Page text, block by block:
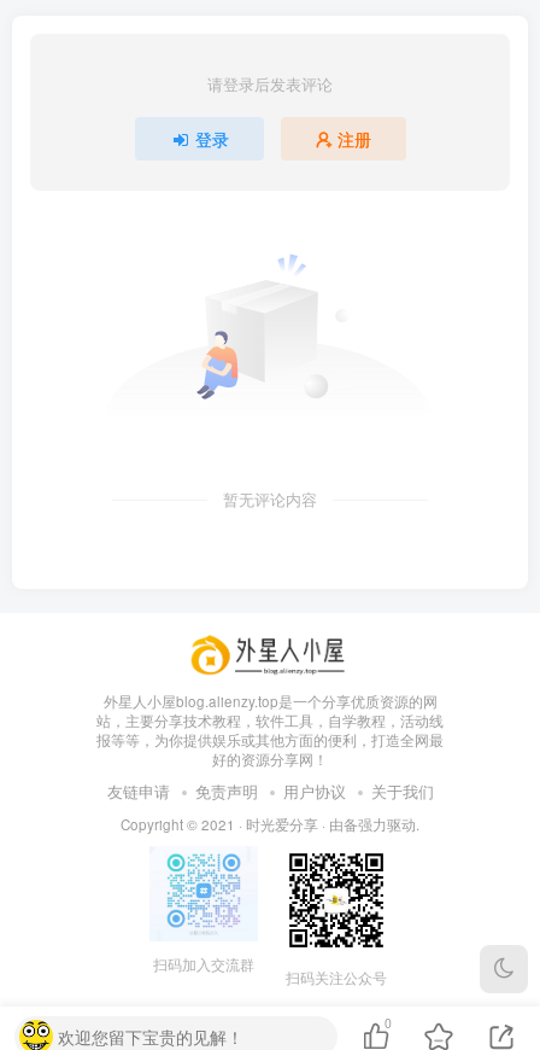
请登录后发表评论
登录 注册
暂无评论内容
外星人小屋blog.alienzy.top是一个分享优质资源的网
站，主要分享技术教程，软件工具，自学教程，活动线
报等等，为你提供娱乐或其他方面的便利，打造全网最
好的资源分享网！
友链申请 免责声明 用户协议 关于我们
Copyright © 2021 · 时光爱分享 · 由备强力驱动.
扫码加入交流群
扫码关注公众号
欢迎您留下宝贵的见解！
0